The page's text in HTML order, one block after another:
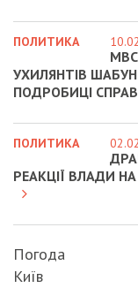
ПОЛИТИКА
УХИЛЯНТІВ
ПОДРОБИЦІ СПРАВ
ПОЛИТИКА
РЕАКЦІЇ ВЛАДИ
Погода
Київ